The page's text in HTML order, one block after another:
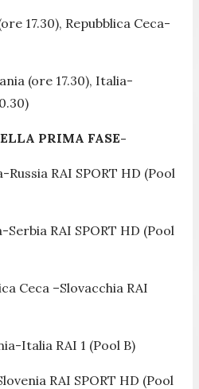
17.30), Repubblica Ceca-
(ore 17.30), Italia-
PRIMA FASE-
RAI SPORT HD (Pool
RAI SPORT HD (Pool
Ceca –Slovacchia RAI
Italia RAI 1 (Pool B)
RAI SPORT HD (Pool